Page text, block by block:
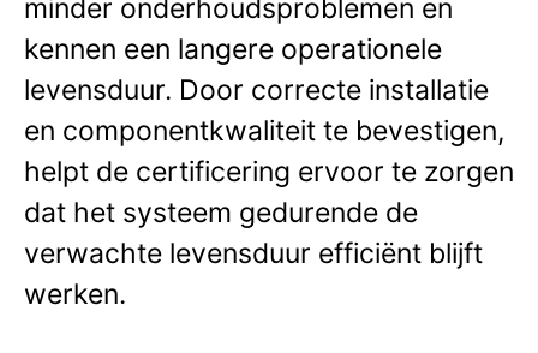
minder onderhoudsproblemen en
kennen een langere operationele
levensduur. Door correcte installatie
en componentkwaliteit te bevestigen,
helpt de certificering ervoor te zorgen
dat het systeem gedurende de
verwachte levensduur efficiënt blijft
werken.